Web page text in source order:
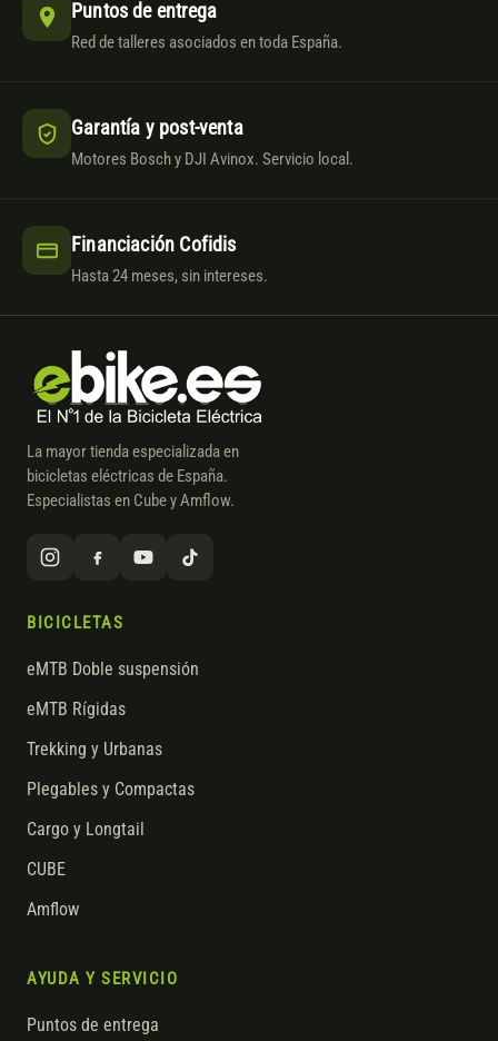
Puntos de entrega
Red de talleres asociados en toda España.
Garantía y post-venta
Motores Bosch y DJI Avinox. Servicio local.
Financiación Cofidis
Hasta 24 meses, sin intereses.
La mayor tienda especializada en
bicicletas eléctricas de España.
Especialistas en Cube y Amflow.
BICICLETAS
eMTB Doble suspensión
eMTB Rígidas
Trekking y Urbanas
Plegables y Compactas
Cargo y Longtail
CUBE
Amflow
AYUDA Y SERVICIO
Puntos de entrega